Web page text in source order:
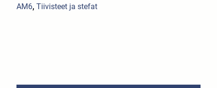
AM6,Tiivisteet ja stefat